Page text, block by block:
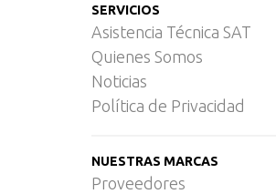
SERVICIOS
Asistencia Técnica SAT
Quienes Somos
Noticias
Política de Privacidad
NUESTRAS MARCAS
Proveedores